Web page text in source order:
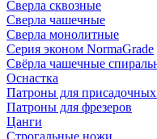
Сверла сквозные
Сверла чашечные
Сверла монолитные
Серия эконом NormaGrade
Свёрла чашечные
Оснастка
Патроны для присадочных
Патроны для фрезеров
Цанги
Строгальные ножи